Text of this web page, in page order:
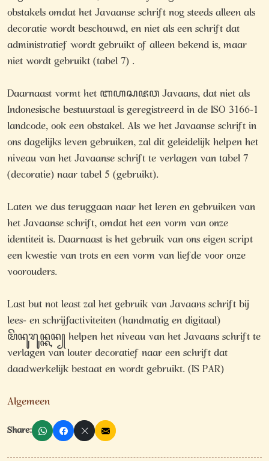
obstakels omdat het Javaanse schrift nog steeds alleen als
decoratie wordt beschouwd, en niet als een schrift dat
administratief wordt gebruikt of alleen bekend is, maar
niet wordt gebruikt (tabel 7) .
Daarnaast vormt het ꦧꦲꦱꦗꦮ Javaans, dat niet als
Indonesische bestuurstaal is geregistreerd in de ISO 3166-1
landcode, ook een obstakel. Als we het Javaanse schrift in
ons dagelijks leven gebruiken, zal dit geleidelijk helpen het
niveau van het Javaanse schrift te verlagen van tabel 7
(decoratie) naar tabel 5 (gebruikt).
Laten we dus teruggaan naar het leren en gebruiken van
het Javaanse schrift, omdat het een vorm van onze
identiteit is. Daarnaast is het gebruik van ons eigen script
een kwestie van trots en een vorm van liefde voor onze
voorouders.
Last but not least zal het gebruik van Javaans schrift bij
lees- en schrijfactiviteiten (handmatig en digitaal)
ꦩꦼꦤꦸꦫꦸꦤ꧀ꦏꦤ꧀ helpen het niveau van het Javaans schrift te
verlagen van louter decoratief naar een schrift dat
daadwerkelijk bestaat en wordt gebruikt. (IS PAR)
Algemeen
Share: